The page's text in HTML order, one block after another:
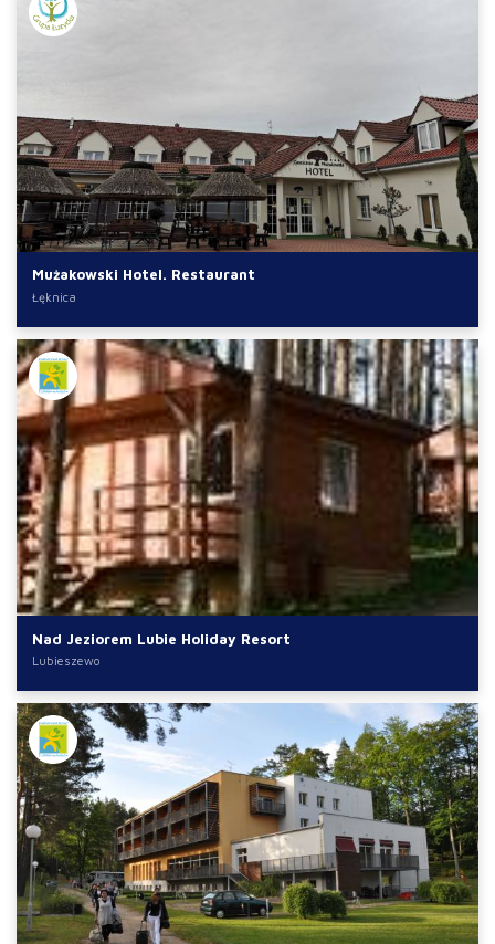
Mużakowski Hotel. Restaurant
Łęknica
Nad Jeziorem Lubie Holiday Resort
Lubieszewo